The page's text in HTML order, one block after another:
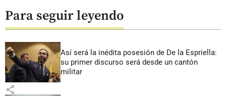
Para seguir leyendo
Así será la inédita posesión de De la Espriella:
su primer discurso será desde un cantón
militar
share